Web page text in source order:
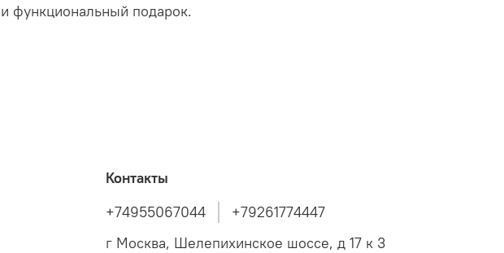
функциональный подарок.
Контакты
+74955067044
+79261774447
г Москва, Шелепихинское шоссе, д 17 к 3